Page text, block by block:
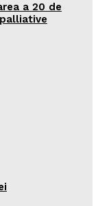
a 20 de